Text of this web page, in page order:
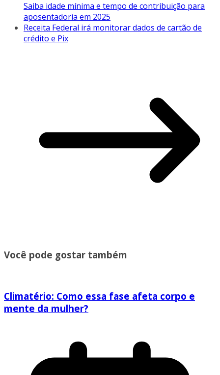
Saiba idade mínima e tempo de contribuição para
aposentadoria em 2025
Receita Federal irá monitorar dados de cartão de
crédito e Pix
Você pode gostar também
Climatério: Como essa fase afeta corpo e
mente da mulher?